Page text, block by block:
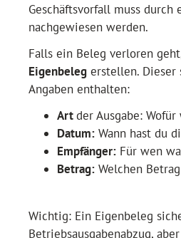
Geschäftsvorfall muss
nachgewiesen werden.
Falls ein Beleg verloren
Eigenbeleg erstellen.
Angaben enthalten:
Artder Ausgabe:
Datum: Wann hast du
Empfänger: Für wen
Betrag: Welchen
Wichtig: Ein Eigenbeleg
Betriebsausgabenabzug,